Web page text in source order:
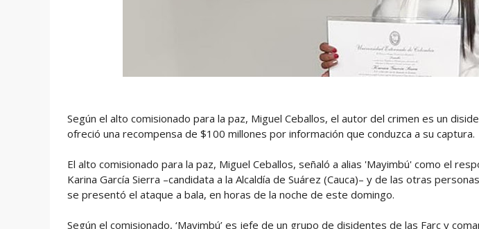
Según el alto comisionado para la paz, Miguel Ceballos, el autor del crimen es un
ofreció una recompensa de $100 millones por información que conduzca a su captura.
El alto comisionado para la paz, Miguel Ceballos, señaló a alias 'Mayimbú' como el
Karina García Sierra –candidata a la Alcaldía de Suárez (Cauca)– y de las otras
se presentó el ataque a bala, en horas de la noche de este domingo.
Según el comisionado, ‘Mayimbú’ es jefe de un grupo de disidentes de las Farc y